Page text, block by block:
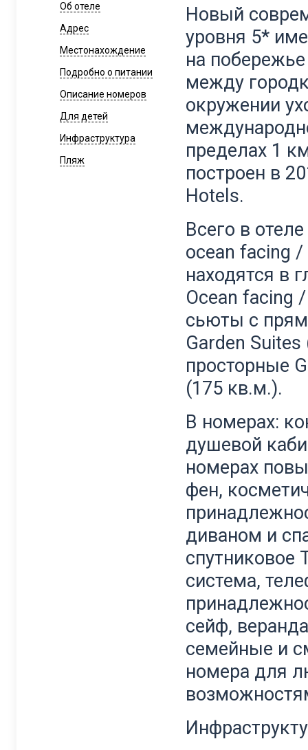
Об отеле
Адрес
Местонахождение
Подробно о питании
Описание номеров
Для детей
Инфраструктура
Пляж
Новый
уровня 5*
на
между
окружении
пределах 1
построен в
Hotels.
Всего в
ocean facing
находятся в
Ocean facing
сьюты с
Garden
просторные
(175 кв.м.).
В номерах:
душевой
номерах
фен,
диваном и
спутниковое
система,
сейф,
семейные и
номера для